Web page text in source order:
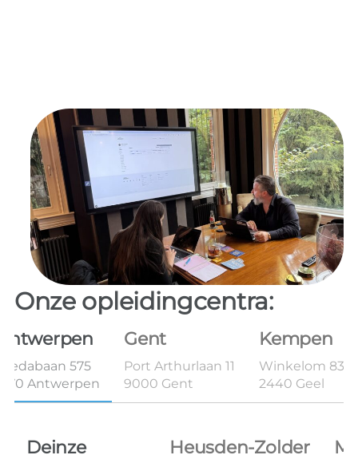
Onze opleidingcentra:
575
Antwerpen
Gent
Port Arthurlaan 11
9000 Gent
Kempen
Winkelom 83B
2440 Geel
Deinze Heusden-Zolder